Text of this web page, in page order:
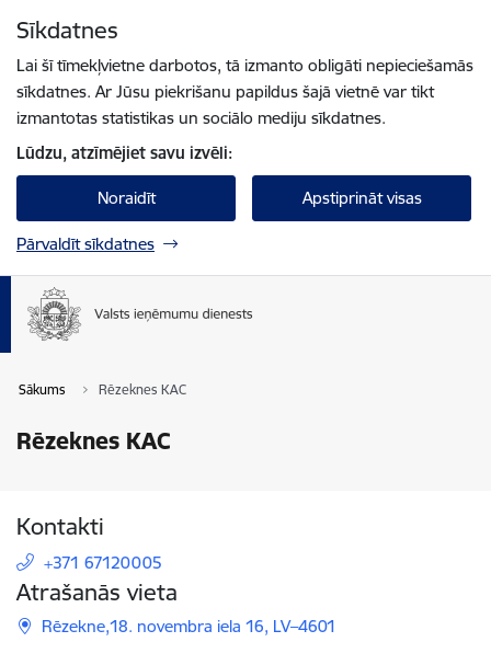
Sīkdatnes
Lai šī tīmekļvietne darbotos, tā izmanto obligāti nepieciešamās
sīkdatnes. Ar Jūsu piekrišanu papildus šajā vietnē var tikt
izmantotas statistikas un sociālo mediju sīkdatnes.
Lūdzu, atzīmējiet savu izvēli:
Noraidīt Apstiprināt visas
Pārvaldīt sīkdatnes
Sākums Rēzeknes KAC
Rēzeknes KAC
Kontakti
+371 67120005
Atrašanās vieta
Rēzekne,18. novembra iela 16, LV–4601